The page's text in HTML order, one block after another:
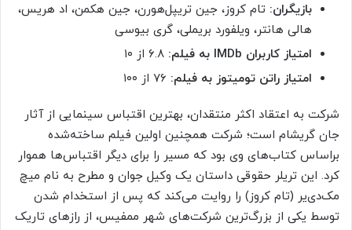
بازیگران: تام کروز، جین تریپل‌هورن، جین هکمن، اد هریس،
هالی هانتر، ویلفورد بریملی، گری بیوسی
امتیاز کاربران IMDb به فیلم:
امتیاز راتن تومیتوز به فیلم:
شرکت به اعتقاد اکثر منتقدان، بهترین اقتباس سینمایی از آثار
جان گریشام است؛ شرکت همچنین اولین فیلم ساخته‌شده
براساس کتاب‌های وی بود که مسیر را برای دیگر اقتباس‌ها هموار
کرد. این تریلر حقوقی داستان یک وکیل جوان و مطرح به نام میچ
مک‌دی‌یر (تام کروز) را روایت می‌کند که پس از استخدام شدن
توسط یکی از بزرگ‌ترین شرکت‌های شهر ممفیس، از رازهای تاریک